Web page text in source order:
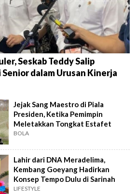
Seskab Teddy Salip
dalam Urusan Kinerja
Jejak Sang Maestro di Piala
Presiden, Ketika Pemimpin
Meletakkan Tongkat Estafet
BOLA
Lahir dari DNA Meradelima,
Kembang Goeyang Hadirkan
Konsep Tempo Dulu di Sarinah
LIFESTYLE